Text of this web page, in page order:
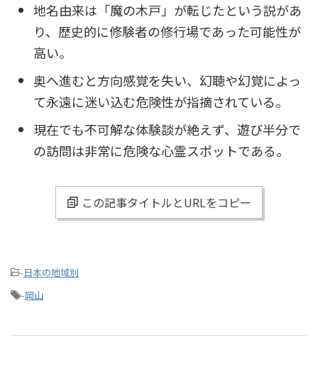
地名由来は「魔の木戸」が転じたという説があ
り、歴史的に修験者の修行場であった可能性が
高い。
奥へ進むと方向感覚を失い、幻聴や幻覚によっ
て永遠に迷い込む危険性が指摘されている。
現在でも不可解な体験談が絶えず、遊び半分で
の訪問は非常に危険な心霊スポットである。
この記事タイトルとURLをコピー
-日本の地域別
-岡山